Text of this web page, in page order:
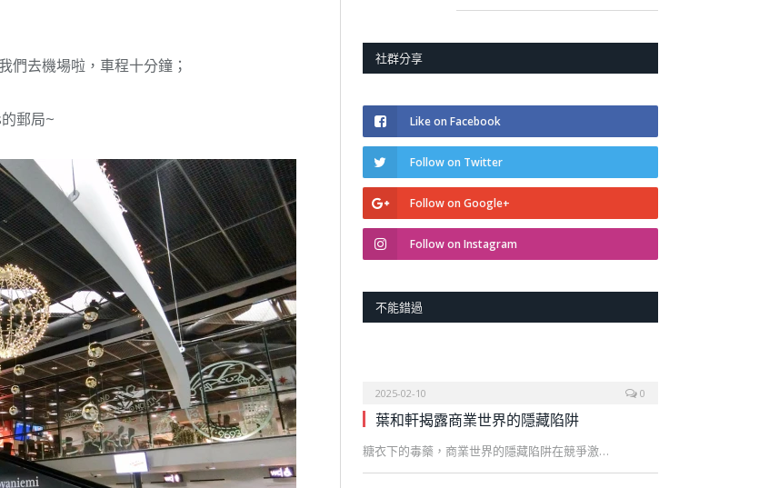
們去機場啦，車程十分鐘；
郵局~
社群分享
Like on Facebook
Follow on Twitter
Follow on Google+
Follow on Instagram
不能錯過
2025-02-10 0
葉和軒揭露商業世界的隱藏陷阱
糖衣下的毒藥，商業世界的隱藏陷阱在競爭激…